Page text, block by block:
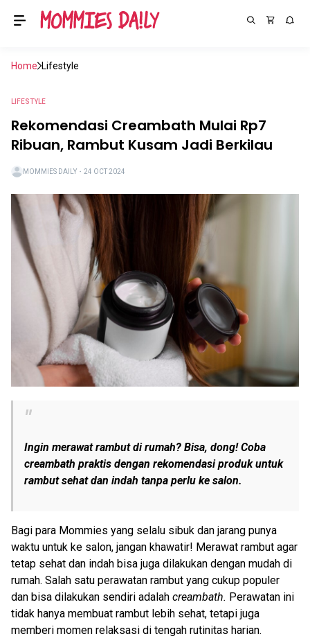
Home Lifestyle
LIFESTYLE
Rekomendasi Creambath Mulai Rp7
Ribuan, Rambut Kusam Jadi Berkilau
MOMMIES DAILY ・ 24 OCT 2024
Ingin merawat rambut di rumah? Bisa, dong! Coba
creambath praktis dengan rekomendasi produk untuk
rambut sehat dan indah tanpa perlu ke salon.
Bagi para Mommies yang selalu sibuk dan jarang punya
waktu untuk ke salon, jangan khawatir! Merawat rambut agar
tetap sehat dan indah bisa juga dilakukan dengan mudah di
rumah. Salah satu perawatan rambut yang cukup populer
dan bisa dilakukan sendiri adalah creambath. Perawatan ini
tidak hanya membuat rambut lebih sehat, tetapi juga
memberi momen relaksasi di tengah rutinitas harian.